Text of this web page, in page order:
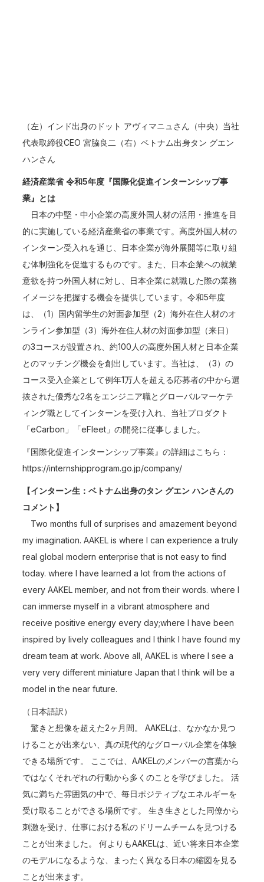
（左）インド出身のドット アヴィマニュさん（中央）当社
代表取締役CEO 宮脇良二（右）ベトナム出身タン グエン
ハンさん
経済産業省 令和5年度『国際化促進インターンシップ事
業』とは
日本の中堅・中小企業の高度外国人材の活用・推進を目
的に実施している経済産業省の事業です。高度外国人材の
インターン受入れを通じ、日本企業が海外展開等に取り組
む体制強化を促進するものです。また、日本企業への就業
意欲を持つ外国人材に対し、日本企業に就職した際の業務
イメージを把握する機会を提供しています。令和5年度
は、（1）国内留学生の対面参加型（2）海外在住人材のオ
ンライン参加型（3）海外在住人材の対面参加型（来日）
の3コースが設置され、約100人の高度外国人材と日本企業
とのマッチング機会を創出しています。当社は、（3）の
コース受入企業として例年1万人を超える応募者の中から選
抜された優秀な2名をエンジニア職とグローバルマーケテ
ィング職としてインターンを受け入れ、当社プロダクト
「eCarbon」「eFleet」の開発に従事しました。
『国際化促進インターンシップ事業』の詳細はこちら：
https://internshipprogram.go.jp/company/
【インターン生：ベトナム出身のタン グエン ハンさんの
コメント】
Two months full of surprises and amazement beyond
my imagination. AAKEL is where I can experience a truly
real global modern enterprise that is not easy to find
today. where I have learned a lot from the actions of
every AAKEL member, and not from their words. where I
can immerse myself in a vibrant atmosphere and
receive positive energy every day;where I have been
inspired by lively colleagues and I think I have found my
dream team at work. Above all, AAKEL is where I see a
very very different miniature Japan that I think will be a
model in the near future.
（日本語訳）
驚きと想像を超えた2ヶ月間。 AAKELは、なかなか見つ
けることが出来ない、真の現代的なグローバル企業を体験
できる場所です。 ここでは、AAKELのメンバーの言葉から
ではなくそれぞれの行動から多くのことを学びました。 活
気に満ちた雰囲気の中で、毎日ポジティブなエネルギーを
受け取ることができる場所です。 生き生きとした同僚から
刺激を受け、仕事における私のドリームチームを見つける
ことが出来ました。 何よりもAAKELは、近い将来日本企業
のモデルになるような、まったく異なる日本の縮図を見る
ことが出来ます。